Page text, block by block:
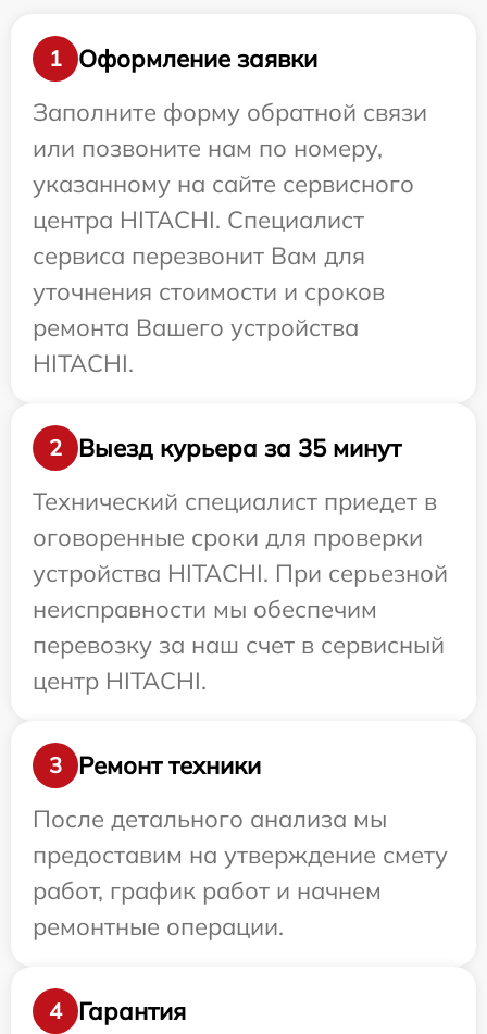
1
Оформление заявки
Заполните форму обратной связи
или позвоните нам по номеру,
указанному на сайте сервисного
центра HITACHI. Специалист
сервиса перезвонит Вам для
уточнения стоимости и сроков
ремонта Вашего устройства
HITACHI.
2
Выезд курьера за 35 минут
Технический специалист приедет в
оговоренные сроки для проверки
устройства HITACHI. При серьезной
неисправности мы обеспечим
перевозку за наш счет в сервисный
центр HITACHI.
3
Ремонт техники
После детального анализа мы
предоставим на утверждение смету
работ, график работ и начнем
ремонтные операции.
4 Гарантия